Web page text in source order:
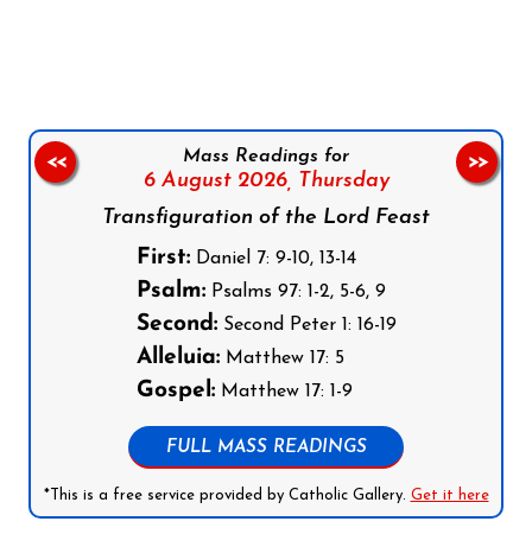
Mass Readings for
6 August 2026,
Thursday
Transfiguration of the Lord Feast
First:Daniel 7: 9-10, 13-14
Psalm:Psalms 97: 1-2, 5-6, 9
Second:Second Peter 1: 16-19
Alleluia:Matthew 17: 5
Gospel:Matthew 17: 1-9
FULL MASS READINGS
*This is a free service provided by Catholic Gallery. Get it here
<< >>